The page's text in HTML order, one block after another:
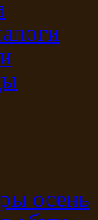
осень